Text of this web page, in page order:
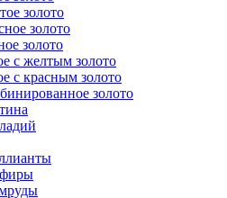
золото
золото
золото
с желтым золото
с красным золото
золото